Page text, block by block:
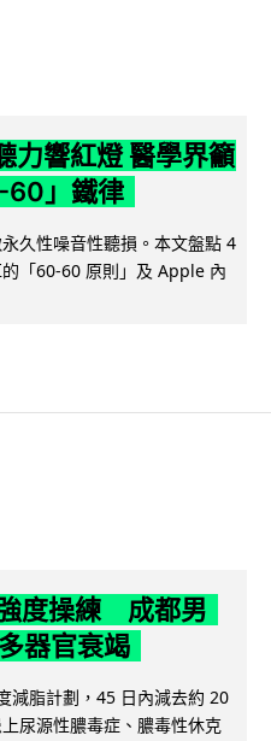
力響紅燈 醫學界籲
60」鐵律
久性噪音性聽損。本文盤點 4
「60-60 原則」及 Apple 內
度操練 成都男
器官衰竭
減脂計劃，45 日內減去約 20
尿源性膿毒症、膿毒性休克